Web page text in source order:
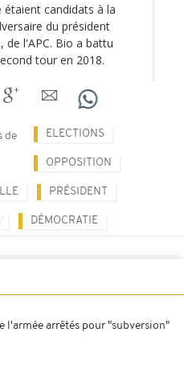
candidats à la
du président
de l'APC. Bio a battu
tour en 2018.
de ELECTIONS
OPPOSITION
PRÉSIDENT
DÉMOCRATIE
l'armée arrêtés pour "subversion"